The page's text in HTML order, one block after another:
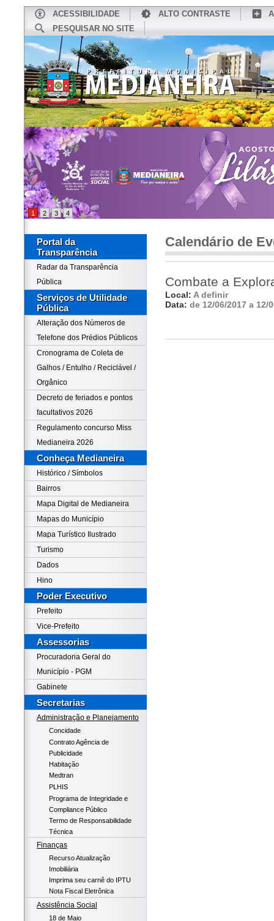
ACESSIBILIDADE ALTO CONTRASTE
PESQUISAR NO SITE
CONHEÇA MEDIANEIRA
1 2 3 4
Portal da
Transparência
Radar da Transparência
Pública
Serviços de Utilidade
Pública
Alteração dos Números de
Telefone dos Prédios Públicos
Cronograma de Coleta de
Galhos / Entulho / Reciclável /
Orgânico
Decreto de feriados e pontos
facultativos 2026
Regulamento concurso Miss
Medianeira 2026
Conheça Medianeira
Histórico / Símbolos
Bairros
Mapa Digital de Medianeira
Mapas do Município
Mapa Turístico Ilustrado
Turismo
Dados
Hino
Poder Executivo
Prefeito
Vice-Prefeito
Assessorias
Procuradoria Geral do
Município - PGM
Gabinete
Secretarias
Administração e Planejamento
Concidade
Contrato Agência de
Publicidade
Habitação
Medtran
PLHIS
Programa de Integridade e
Compliance Público
Termo de Responsabilidade
Técnica
Finanças
Recurso Atualização
Imobiliária
Imprima seu carnê do IPTU
Nota Fiscal Eletrônica
Assistência Social
18 de Maio
Calendário de
Combate a
Local: A definir
Data: de 12/06/2017 a 12/